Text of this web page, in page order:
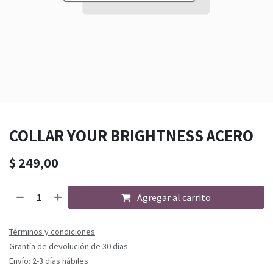
COLLAR YOUR BRIGHTNESS ACERO
$ 249,00
Agregar al carrito
Términos y condiciones
Grantía de devolución de 30 días
Envío: 2-3 días hábiles